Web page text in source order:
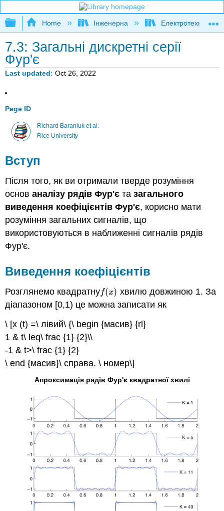
Expand/collapse global hierarchy
Home Інженерна Електротехніка
7.3: Загальні дискретні серії
Фур'є
Last updated Oct 26, 2022
Page ID
Richard Baraniuk et al.
Rice University
Вступ
Після того, як ви отримали тверде розуміння
основаналізу рядів Фур'є тазагального
виведення коефіцієнтів Фур'є, корисно мати
розуміння загальних сигналів, що
використовуються в наближенні сигналів рядів
Фур'є.
Виведення коефіцієнтів
Розглянемо квадратнуf(x)
f(x)
хвилю довжиною 1. За
діапазоном [0,1) це можна записати як
\ [x (t) =\ лівий\ {\ begin {масив} {rl}
1 & t\ leq\ frac {1} {2}\\
-1 & t>\ frac {1} {2}
\ end {масив}\ справа. \ номер\]
Апроксимація рядів Фур'є квадратної хвилі